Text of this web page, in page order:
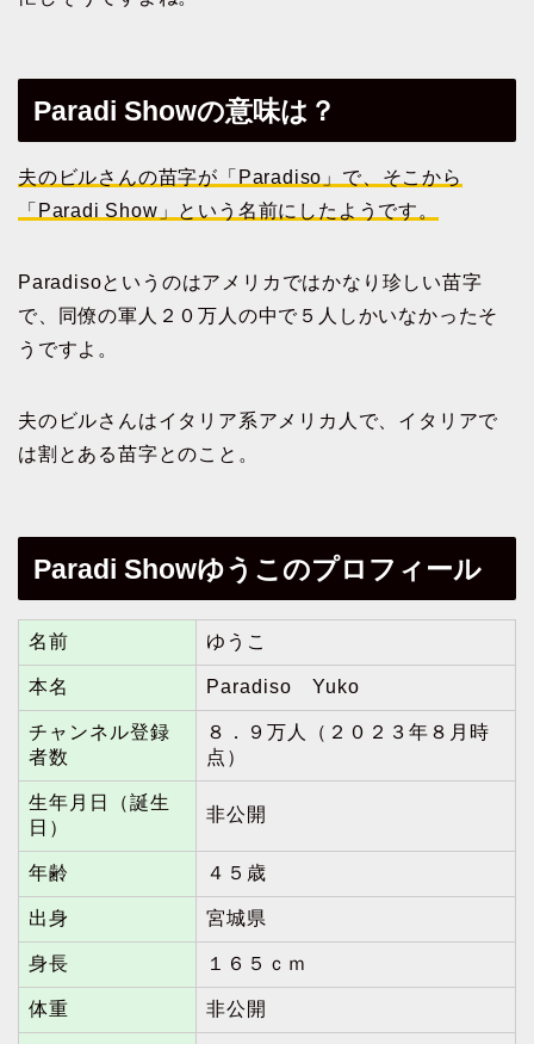
Paradi Showの意味は？
夫のビルさんの苗字が「Paradiso」で、そこから
「Paradi Show」という名前にしたようです。
Paradisoというのはアメリカではかなり珍しい苗字
で、同僚の軍人２０万人の中で５人しかいなかったそ
うですよ。
夫のビルさんはイタリア系アメリカ人で、イタリアで
は割とある苗字とのこと。
Paradi Showゆうこのプロフィール
名前 ゆうこ
本名 Paradiso Yuko
チャンネル登録
者数
８．９万人（２０２３年８月時
点）
生年月日（誕生
日）
非公開
年齢 ４５歳
出身 宮城県
身長 １６５ｃｍ
体重 非公開